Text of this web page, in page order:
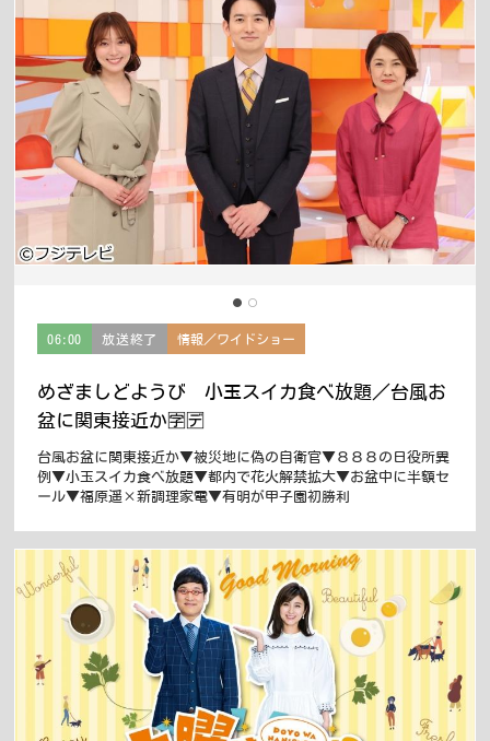
06:00 放送終了 情報／ワイドショー
めざましどようび 小玉スイカ食べ放題／台風お
盆に関東接近か🈑🈓
台風お盆に関東接近か▼被災地に偽の自衛官▼８８８の日役所異
例▼小玉スイカ食べ放題▼都内で花火解禁拡大▼お盆中に半額セ
ール▼福原遥×新調理家電▼有明が甲子園初勝利